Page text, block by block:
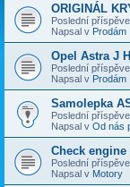
ORIGINÁL
Poslední
Napsal v Prodám
Opel Astra J
Poslední
Napsal v Prodám
Samolepka
Poslední
Napsal v Od nás
Check engine
Poslední
Napsal v Motory